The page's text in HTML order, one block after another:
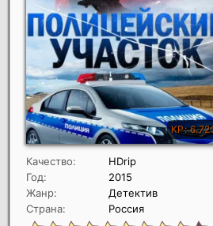
Качество:
HDrip
Год:
2015
Жанр:
Детектив
Страна:
Россия